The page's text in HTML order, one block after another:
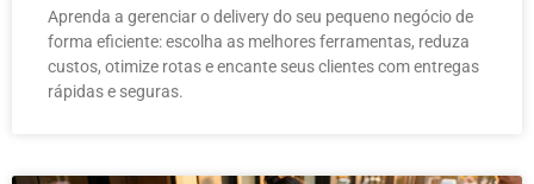
Aprenda a gerenciar o delivery do seu pequeno negócio de
forma eficiente: escolha as melhores ferramentas, reduza
custos, otimize rotas e encante seus clientes com entregas
rápidas e seguras.